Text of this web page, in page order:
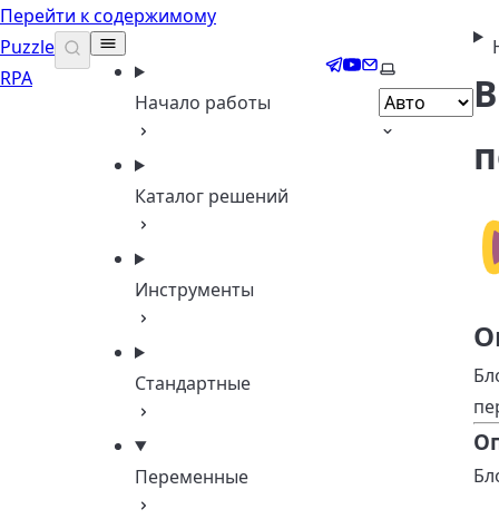
Перейти к содержимому
Puzzle
RPA
Начало работы
Каталог решений
Инструменты
Стандартные
Переменные
Telegram
YouTube
EmailВыберите